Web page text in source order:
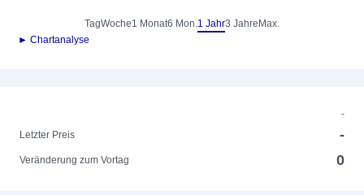
TagWoche1 Monat6 Mon.1 Jahr3 Jahre Max.
► Chartanalyse
-
Letzter Preis
-
Veränderung zum Vortag 0